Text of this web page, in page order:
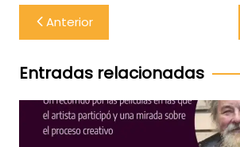
Navegación
de
entradas
Anterior
Entradas relacionadas